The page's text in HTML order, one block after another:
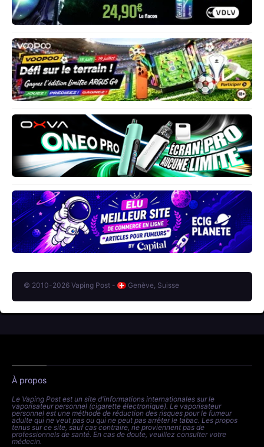
© 2010-2026 Vaping Post - Genève, Suisse
À propos
Le Vaping Post est un site d'informations internationales sur le
vaporisateur personnel (cigarette électronique). Le vaporisateur
personnel est une méthode de réduction des risques pour le fumeur
adulte qui ne veut pas ou qui ne peut pas arrêter le tabac. Les propos
tenus sur ce site, sauf cas contraire, ne proviennent pas de
professionnels de santé. En cas de doute, veuillez consulter votre
médecin.